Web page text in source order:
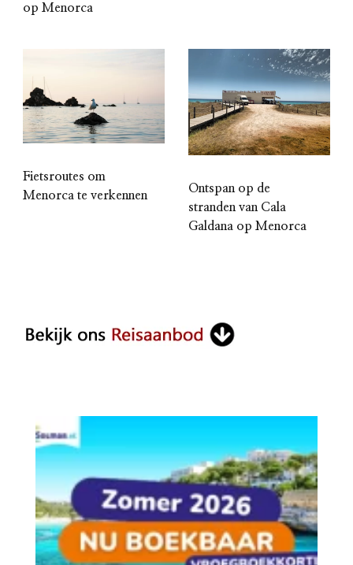
op Menorca
Fietsroutes om
Menorca te verkennen
Ontspan op de
stranden van Cala
Galdana op Menorca